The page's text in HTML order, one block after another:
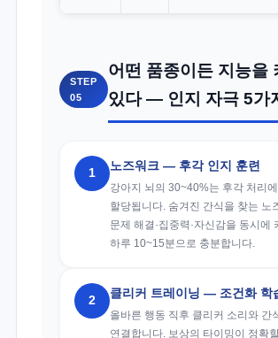
STEP
05
어떤 품종이든 지능을
있다 — 인지 자극 5가
1
노즈워크 — 후각 인지 훈련
강아지 뇌의 30~40%는 후각 처리에
할당됩니다. 숨겨진 간식을 찾는 노
문제 해결·집중력·자신감을 동시에
하루 10~15분으로 충분합니다.
2
클리커 트레이닝 — 조건화 학
올바른 행동 직후 클리커 소리와 간
연결합니다. 보상의 타이밍이 정확